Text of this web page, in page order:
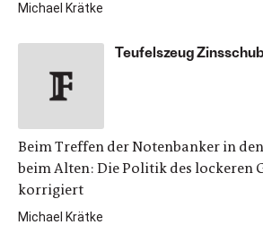
Michael Krätke
Teufelszeug Zinsschub
Beim Treffen der Notenbanker in
beim Alten: Die Politik des lockeren
korrigiert
Michael Krätke